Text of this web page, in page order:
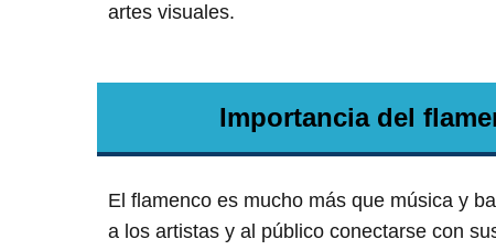
artes visuales.
Importancia del
El flamenco es mucho más que música y
a los artistas y al público conectarse con